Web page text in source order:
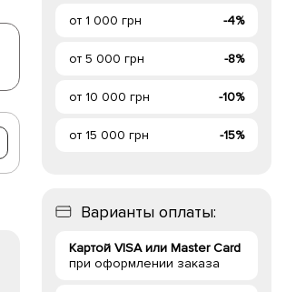
от 1 000 грн -4%
от 5 000 грн -8%
от 10 000 грн -10%
от 15 000 грн -15%
Варианты оплаты:
Картой VISA или Master Card
при оформлении заказа